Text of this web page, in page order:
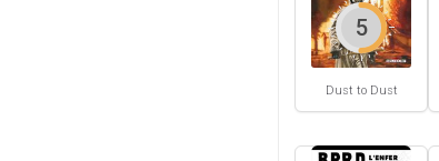
Dust to Dust
5